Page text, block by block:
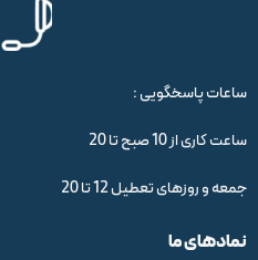
ساعات پاسخگویی :
ساعت کاری از 10 صبح تا 20
جمعه و روزهای تعطیل 12 تا 20
نمادهای ما